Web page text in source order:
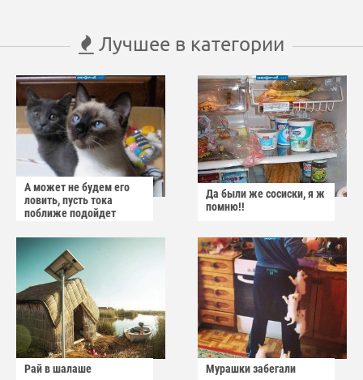
Лучшее в категории
А может не будем его
ловить, пусть тока
поближе подойдет
Да были же сосиски, я ж
помню!!
Рай в шалаше Мурашки забегали